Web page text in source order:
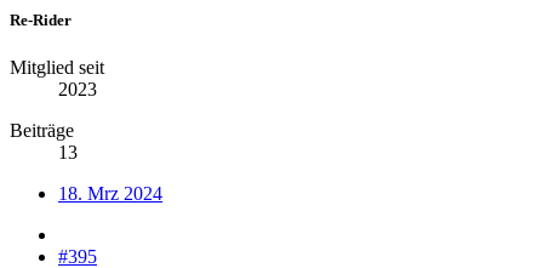
Re-Rider
Mitglied seit
2023
Beiträge
13
18. Mrz 2024
#395